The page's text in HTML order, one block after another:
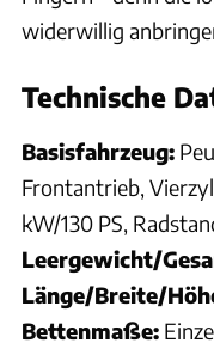
widerwillig
Technische
Basisfahrzeug:
Frontantrieb,
kW/130 PS,
Leergewicht/
Länge/Breite/
Bettenmaße: